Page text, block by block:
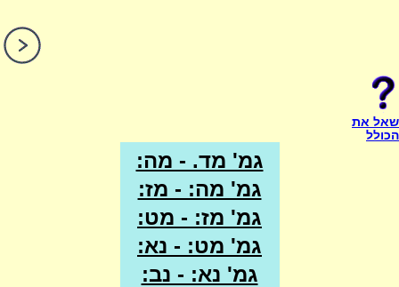
שאל את
הכולל
גמ' מד. - מה:
גמ' מה: - מז:
גמ' מז: - מט:
גמ' מט: - נא:
גמ' נא: - נב: